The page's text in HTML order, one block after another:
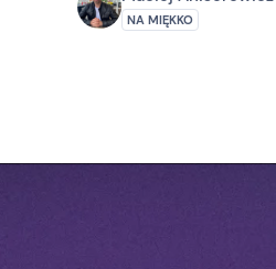
NA MIĘKKO